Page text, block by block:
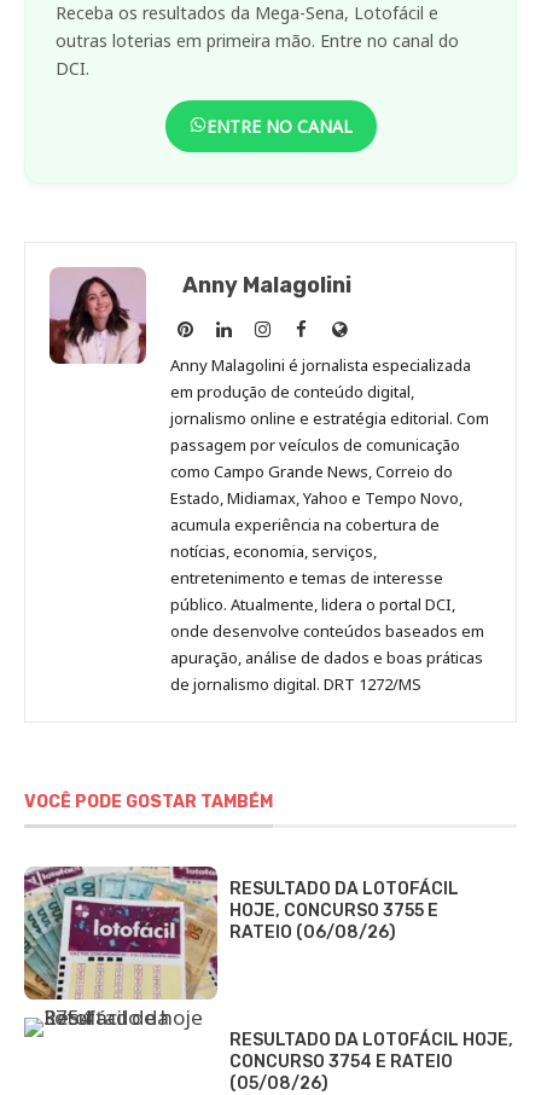
Receba os resultados da Mega-Sena, Lotofácil e
outras loterias em primeira mão. Entre no canal do
DCI.
ENTRE NO CANAL
Anny Malagolini
Anny
Malagolini
no
Pinterest
Anny
Malagolini
no
LinkedIn
Anny
Malagolini
no
Instagram
Anny
Malagolini
no
Facebook
Site
de
Anny
Malagolini
Anny Malagolini é jornalista especializada
em produção de conteúdo digital,
jornalismo online e estratégia editorial. Com
passagem por veículos de comunicação
como Campo Grande News, Correio do
Estado, Midiamax, Yahoo e Tempo Novo,
acumula experiência na cobertura de
notícias, economia, serviços,
entretenimento e temas de interesse
público. Atualmente, lidera o portal DCI,
onde desenvolve conteúdos baseados em
apuração, análise de dados e boas práticas
de jornalismo digital. DRT 1272/MS
VOCÊ PODE GOSTAR TAMBÉM
RESULTADO DA LOTOFÁCIL
HOJE, CONCURSO 3755 E
RATEIO (06/08/26)
RESULTADO DA LOTOFÁCIL HOJE,
CONCURSO 3754 E RATEIO
(05/08/26)